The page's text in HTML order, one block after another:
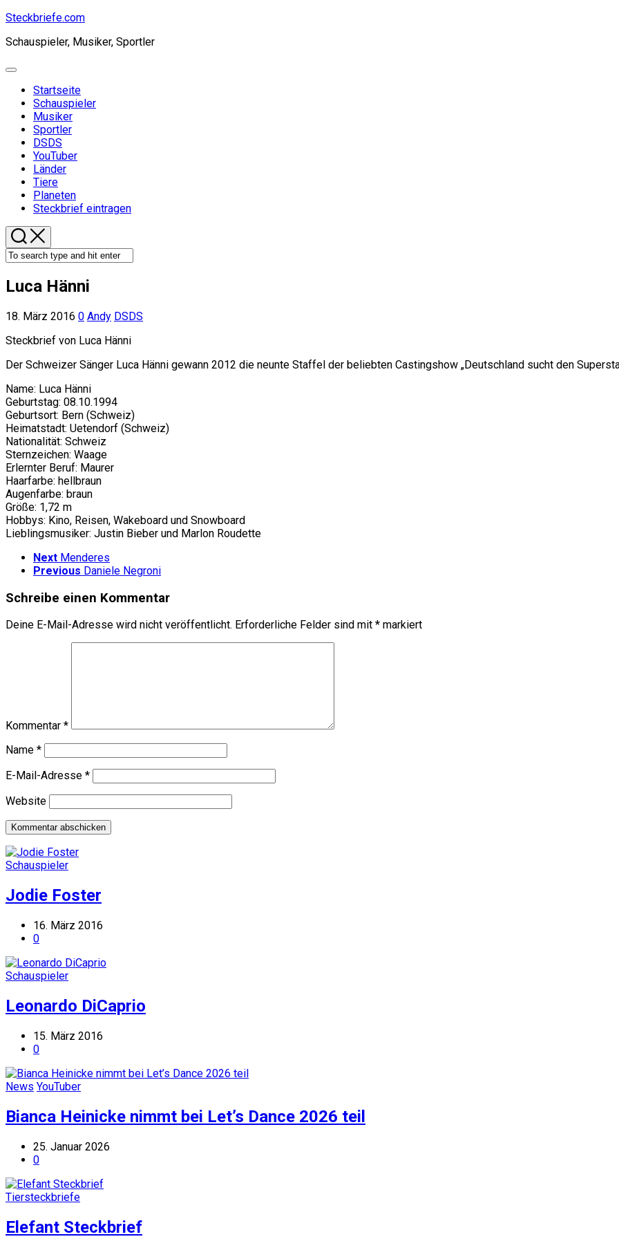
Skip
content
Steckbriefe.com
Schauspieler, Musiker, Sportler
Expand
Startseite
Schauspieler
Musiker
Sportler
Current
Page
Parent
DSDS
YouTuber
Länder
Tiere
Planeten
Steckbrief eintragen
Luca Hänni
18. März 2016 0 Andy DSDS
Steckbrief von Luca Hänni
Der Schweizer Sänger Luca Hänni gewann 2012 die neunte Staffel der beliebten Castingshow „Deutschland sucht den
Name: Luca Hänni
Geburtstag: 08.10.1994
Geburtsort: Bern (Schweiz)
Heimatstadt: Uetendorf (Schweiz)
Nationalität: Schweiz
Sternzeichen: Waage
Erlernter Beruf: Maurer
Haarfarbe: hellbraun
Augenfarbe: braun
Größe: 1,72 m
Hobbys: Kino, Reisen, Wakeboard und Snowboard
Lieblingsmusiker: Justin Bieber und Marlon Roudette
Next Menderes
Previous Daniele Negroni
Schreibe einen Kommentar
Deine E-Mail-Adresse wird nicht veröffentlicht. Erforderliche Felder sind mit * markiert
Kommentar *
Name *
E-Mail-Adresse *
Website
Schauspieler
Jodie Foster
16. März 2016
0
Schauspieler
Leonardo DiCaprio
15. März 2016
0
News YouTuber
Bianca Heinicke nimmt bei Let’s Dance 2026 teil
25. Januar 2026
0
Tiersteckbriefe
Elefant Steckbrief